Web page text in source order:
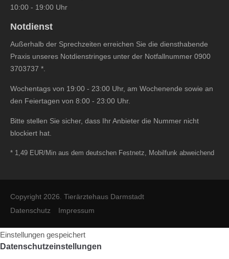
10:00 - 19:00 Uhr
Notdienst
Außerhalb der Sprechzeiten erreichen Sie die diensthabende
Praxis unseres Notdienstringes unter der Notfallnummer 0900
3703737 *.
Wochentags von 19:00 - 23:00 Uhr, am Wochenende sowie an
den Feiertagen von 8:00 - 23:00 Uhr.
Bitte stellen Sie sicher, dass Ihr Anbieter die Nummer nicht
blockiert hat.
* 1,49 EUR/Min aus dem deutschen Festnetz, Mobilfunk abweichend
Copyright 2026. Tierärztehaus Darmstadt
Datenschutz
Impressum
Einstellungen gespeichert
Datenschutzeinstellungen